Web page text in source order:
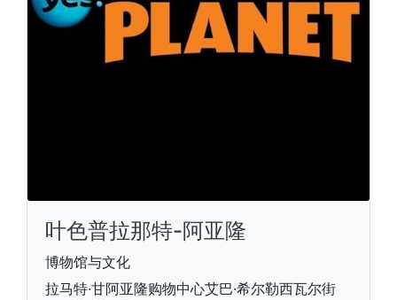
叶色普拉那特-阿亚隆
博物馆与文化
拉马特·甘阿亚隆购物中心艾巴·希尔勒西瓦尔街